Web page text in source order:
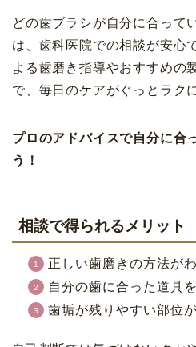
どの歯ブラシが自分に合って
は、歯科医院での相談が安心
よる歯磨き指導やおすすめの
で、毎日のケアがぐっとラク
プロのアドバイスで自分に合
う！
相談で得られるメリット
正しい歯磨きの方法が
自分の歯に合った道具
歯垢が残りやすい部位